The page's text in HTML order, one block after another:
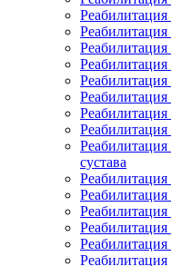
Реабилитация
Реабилитация
Реабилитация
Реабилитация
Реабилитация
сустава
Реабилитация
Реабилитация
Реабилитация
Реабилитация
Реабилитация